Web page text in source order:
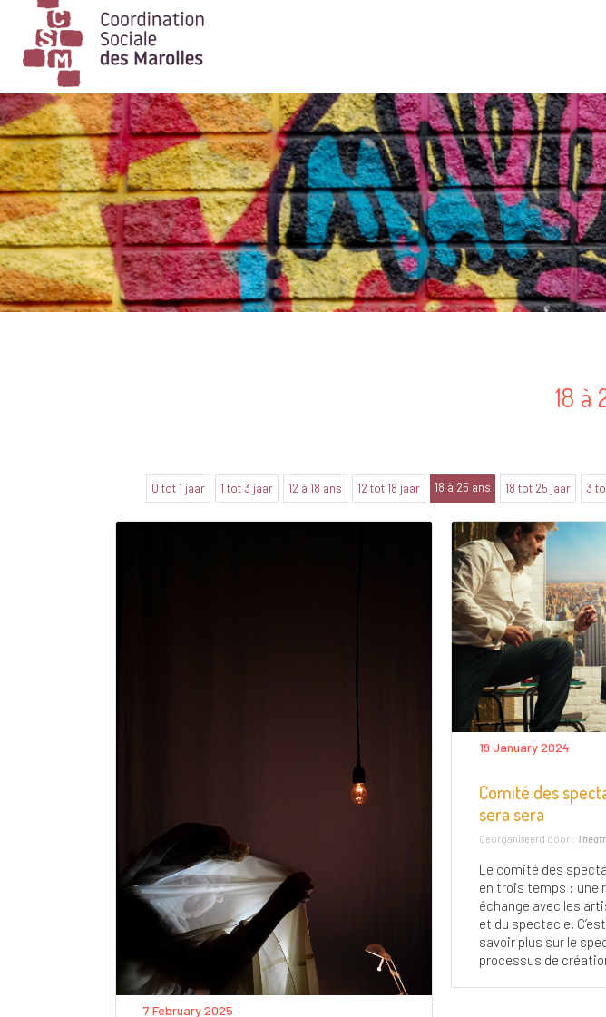
Main Navigation
18 à
0 tot 1 jaar 1 tot 3 jaar 12 à 18 ans 12 tot 18 jaar 18 à 25 ans 18 tot 25 jaar 3
7 February 2025
19 January 2024
Comité des
sera sera
Georganiseerd door :
Le comité des
en trois temps : une
échange avec les
et du spectacle.
savoir plus sur le
processus de